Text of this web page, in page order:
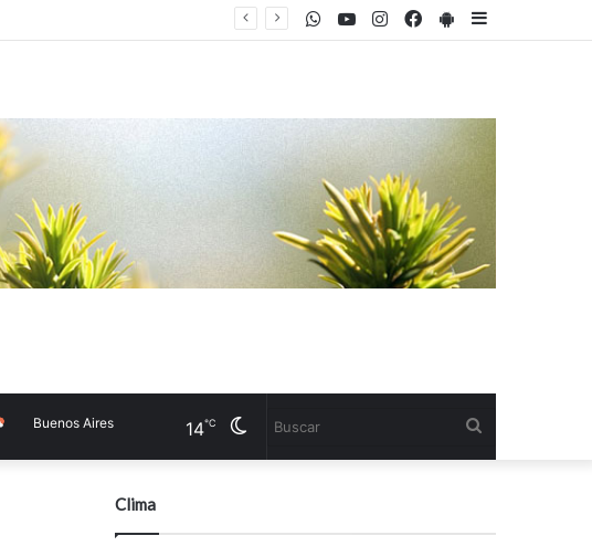
PlayStore
Facebook
Instagram
Youtube
WhatsApp
Cambiar
Buenos Aires 14℃
Clima